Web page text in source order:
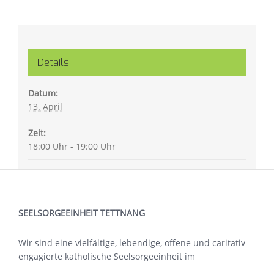
Details
Datum:
13. April
Zeit:
18:00 Uhr - 19:00 Uhr
SEELSORGEEINHEIT TETTNANG
Wir sind eine vielfältige, lebendige, offene und caritativ
engagierte katholische Seelsorgeeinheit im